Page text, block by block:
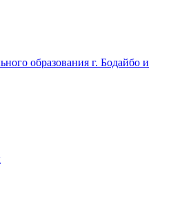
образования г. Бодайбо и